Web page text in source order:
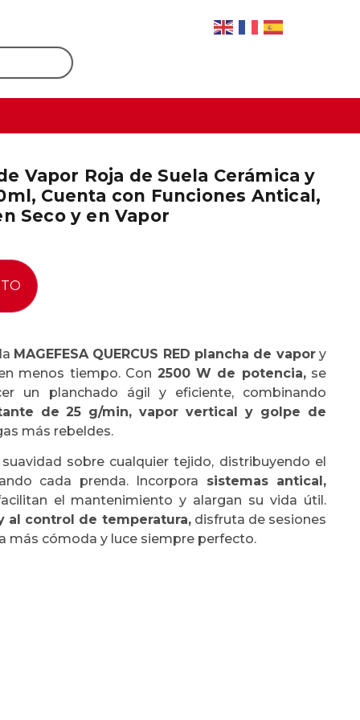
Vapor Roja de Suela Cerámica y
Cuenta con Funciones Antical,
Seco y en Vapor
MAGEFESA QUERCUS RED plancha de vapory
menos tiempo. Con 2500 W de potencia,se
un planchado ágil y eficiente, combinando
de 25 g/min, vapor vertical y golpe de
más rebeldes.
sobre cualquier tejido, distribuyendo el
cada prenda. Incorpora sistemas antical,
el mantenimiento y alargan su vida útil.
al control de temperatura,disfruta de sesiones
más cómoda y luce siempre perfecto.